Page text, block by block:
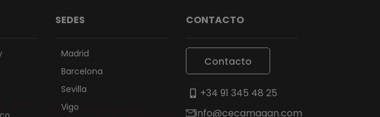
SEDES
Madrid
Barcelona
Sevilla
Vigo
CONTACTO
Contacto
+34 91 345 48 25
info@cecamagan.com